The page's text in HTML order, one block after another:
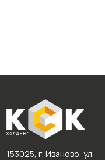
153025, г. Иваново, ул.